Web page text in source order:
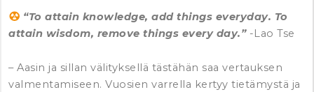
“To attain knowledge, add things everyday. To
attain wisdom, remove things every day.”-Lao Tse
– Aasin ja sillan välityksellä tästähän saa vertauksen
valmentamiseen. Vuosien varrella kertyy tietämystä ja